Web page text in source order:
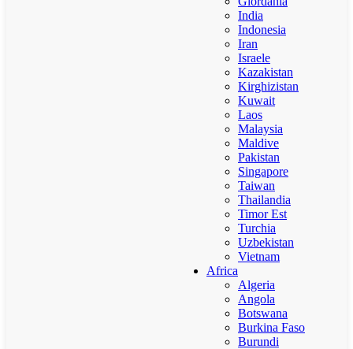
India
Indonesia
Iran
Israele
Kazakistan
Kirghizistan
Kuwait
Laos
Malaysia
Maldive
Pakistan
Singapore
Taiwan
Thailandia
Timor Est
Turchia
Uzbekistan
Vietnam
Africa
Algeria
Angola
Botswana
Burkina Faso
Burundi